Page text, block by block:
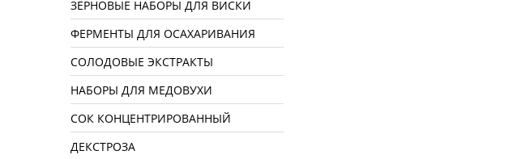
ЗЕРНОВЫЕ НАБОРЫ ДЛЯ ВИСКИ
ФЕРМЕНТЫ ДЛЯ ОСАХАРИВАНИЯ
СОЛОДОВЫЕ ЭКСТРАКТЫ
НАБОРЫ ДЛЯ МЕДОВУХИ
СОК КОНЦЕНТРИРОВАННЫЙ
ДЕКСТРОЗА